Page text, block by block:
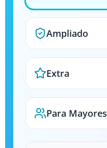
Ampliado
Extra
Para Mayores